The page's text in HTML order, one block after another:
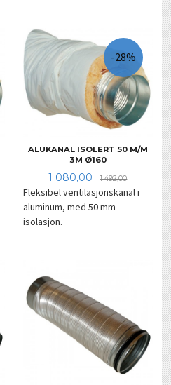
ALUKANAL ISOLERT 50 M/M
3M Ø160
Tilbud
1 080,00 1 492,00Rabatt
-28%
Fleksibel ventilasjonskanal i
aluminum, med 50 mm
isolasjon.